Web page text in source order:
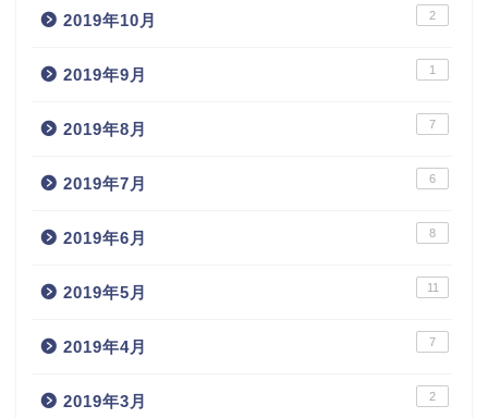
2019年10月 2
2019年9月 1
2019年8月 7
2019年7月 6
2019年6月 8
2019年5月 11
2019年4月 7
2019年3月 2